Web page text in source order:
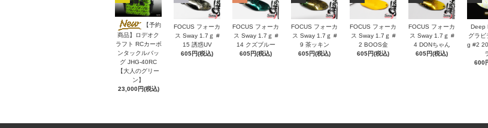
【予約
商品】ロデオク
ラフト RCカーボ
ンタックルバッ
グ JHG-40RC
【大人のグリー
ン】
23,000円(税込)
FOCUS フォーカ
ス Sway 1.7ｇ #
15 誘惑UV
605円(税込)
FOCUS フォーカ
ス Sway 1.7ｇ #
14 クズブルー
605円(税込)
FOCUS フォーカ
ス Sway 1.7ｇ #
9 茶ッキン
605円(税込)
FOCUS フォーカ
ス Sway 1.7ｇ #
2 BOOS金
605円(税込)
FOCUS フォーカ
ス Sway 1.7ｇ #
4 DONちゃん
605円(税込)
Deep
グラビ
g #2
600